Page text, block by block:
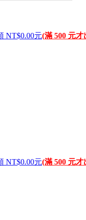
NT$0.00元(滿 500 元才
NT$0.00元(滿 500 元才